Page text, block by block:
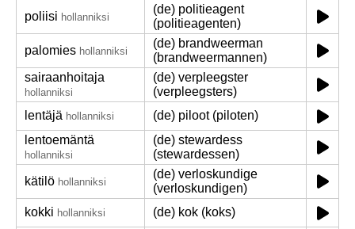
poliisi hollanniksi
(de) politieagent
(politieagenten)
palomies hollanniksi
(de) brandweerman
(brandweermannen)
sairaanhoitaja
hollanniksi
(de) verpleegster
(verpleegsters)
lentäjä hollanniksi
(de) piloot (piloten)
lentoemäntä
hollanniksi
(de) stewardess
(stewardessen)
kätilö hollanniksi
(de) verloskundige
(verloskundigen)
kokki hollanniksi (de) kok (koks)